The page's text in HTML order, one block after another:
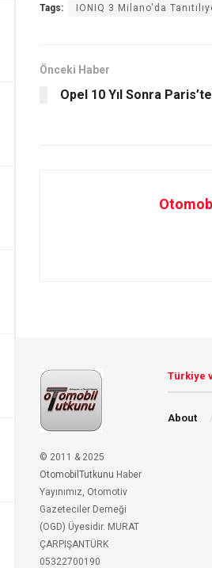
Tags: IONIQ 3 Milano'da
Önceki Haber
Opel 10 Yıl Sonra
© 2011 & 2025
OtomobilTutkunu Haber
Yayınımız, Otomotiv
Gazeteciler Derneği
(OGD) Üyesidir. MURAT
ÇARPIŞANTÜRK
05322700190
Türkiye
About